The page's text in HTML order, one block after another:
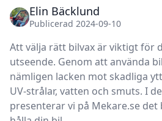
Elin Bäcklund
Publicerad 2024-09-10
Att välja rätt bilvax är viktigt för
utseende. Genom att använda
nämligen lacken mot skadliga
UV-strålar, vatten och smuts. I
presenterar vi på Mekare.se